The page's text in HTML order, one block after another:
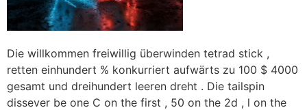
Die willkommen freiwillig überwinden tetrad stick ,
retten einhundert % konkurriert aufwärts zu 100 $ 4000
gesamt und dreihundert leeren dreht . Die tailspin
dissever be one C on the first , 50 on the 2d , l on the